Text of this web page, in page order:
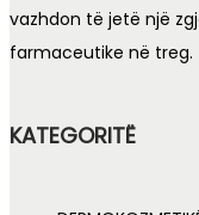
vazhdon të jetë një
farmaceutike në treg.
KATEGORITË